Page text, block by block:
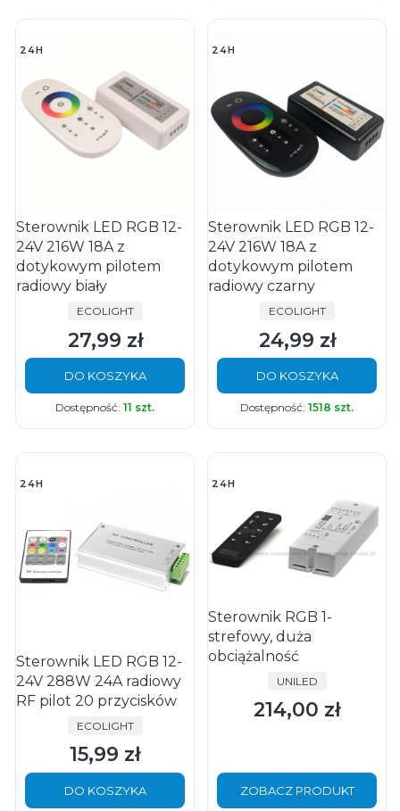
24H
Sterownik LED RGB 12-
24V 216W 18A z
dotykowym pilotem
radiowy biały
PRODUCENT
ECOLIGHT
Cena
27,99 zł
DO KOSZYKA
Dostępność: 11 szt.
24H
Sterownik LED RGB 12-
24V 216W 18A z
dotykowym pilotem
radiowy czarny
PRODUCENT
ECOLIGHT
Cena
24,99 zł
DO KOSZYKA
Dostępność: 1518 szt.
24H
Sterownik LED RGB 12-
24V 288W 24A radiowy
RF pilot 20 przycisków
PRODUCENT
ECOLIGHT
Cena
15,99 zł
DO KOSZYKA
24H
Sterownik RGB 1-
strefowy, duża
obciążalność
PRODUCENT
UNILED
Cena
214,00 zł
ZOBACZ PRODUKT